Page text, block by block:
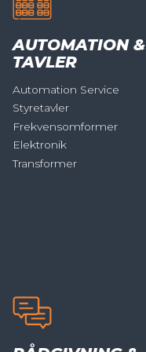
AUTOMATION &
TAVLER
Automation Service
Styretavler
Frekvensomformer
Elektronik
Transformer